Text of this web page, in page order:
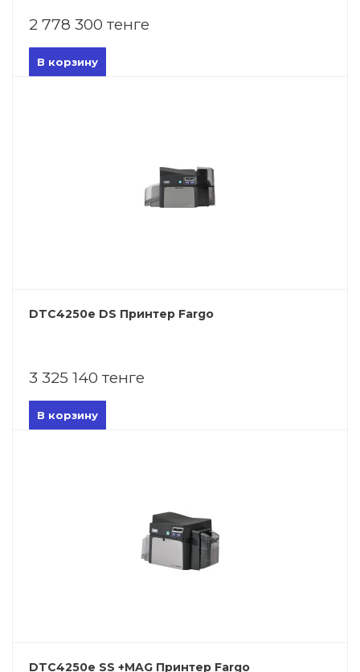
2 778 300 тенге
В корзину
DTC4250e DS Принтер Fargo
3 325 140 тенге
В корзину
DTC4250e SS +MAG Принтер Fargo